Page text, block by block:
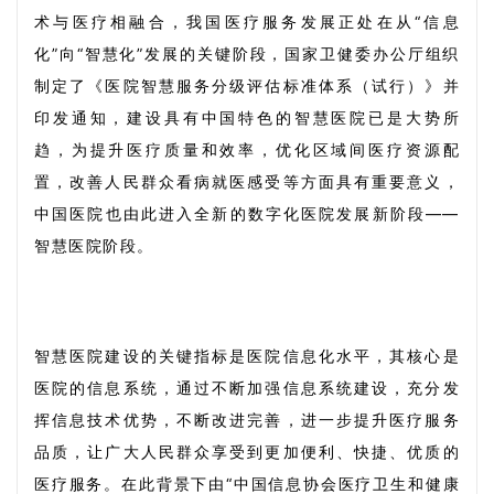
术与医疗相融合，我国医疗服务发展正处在从“信息
化”向“智慧化”发展的关键阶段，国家卫健委办公厅组织
制定了《医院智慧服务分级评估标准体系（试行）》并
印发通知，建设具有中国特色的智慧医院已是大势所
趋，为提升医疗质量和效率，优化区域间医疗资源配
置，改善人民群众看病就医感受等方面具有重要意义，
中国医院也由此进入全新的数字化医院发展新阶段——
智慧医院阶段。
智慧医院建设的关键指标是医院信息化水平，其核心是
医院的信息系统，通过不断加强信息系统建设，充分发
挥信息技术优势，不断改进完善，进一步提升医疗服务
品质，让广大人民群众享受到更加便利、快捷、优质的
医疗服务。在此背景下由“中国信息协会医疗卫生和健康